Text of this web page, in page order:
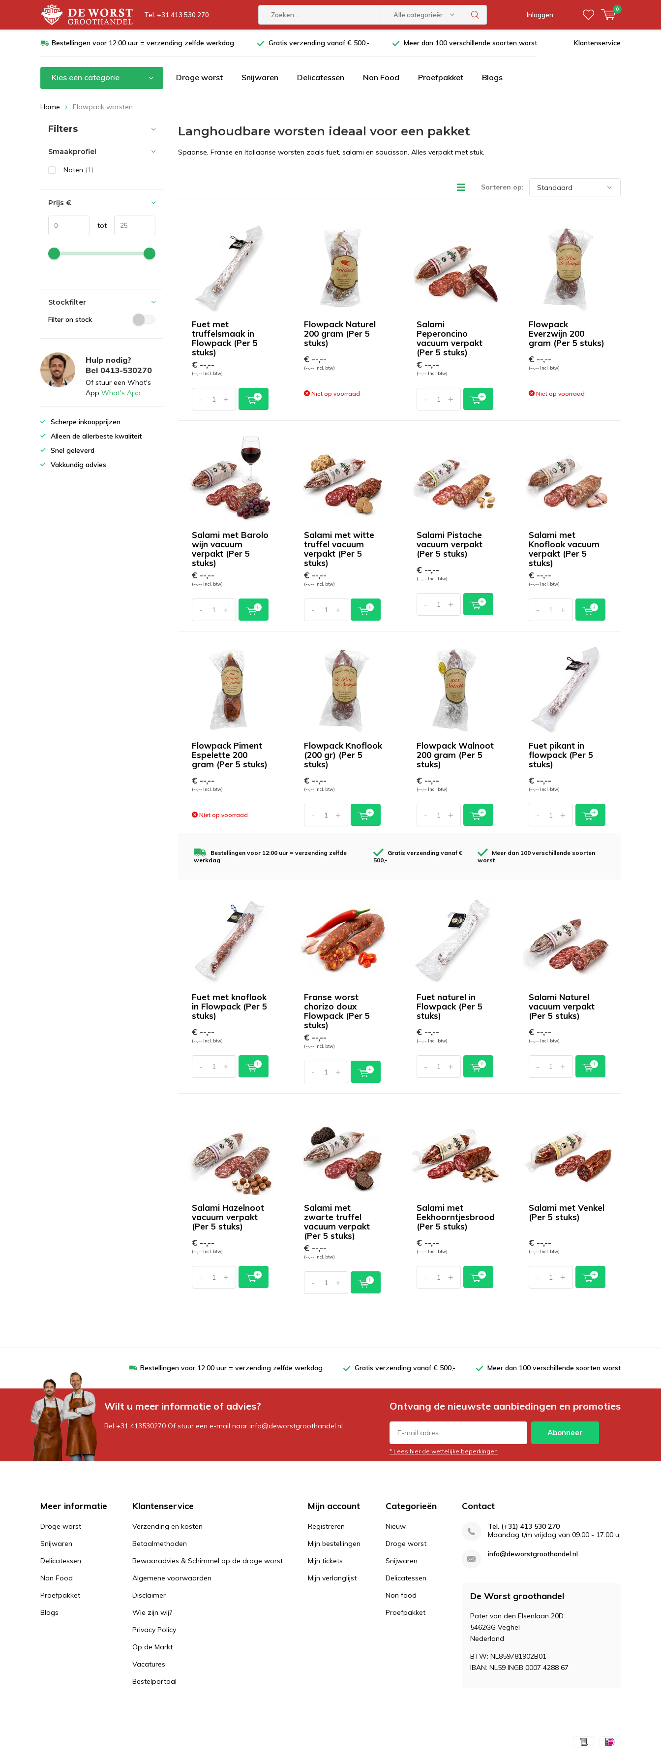
Tel. +31 413 530 270 Alle categorieën Inloggen
0
Bestellingen voor 12:00 uur = verzending zelfde werkdag Gratis verzending vanaf € 500,- Meer dan 100 verschillende soorten worst Klantenservice
Kies een categorie Droge worst Snijwaren Delicatessen Non Food Proefpakket Blogs
Home Flowpack worsten
Langhoudbare worsten ideaal voor een pakket
Spaanse, Franse en Italiaanse worsten zoals fuet, salami en saucisson. Alles verpakt met stuk.
Sorteren op:
Fuet met
truffelsmaak in
Flowpack (Per 5
stuks)
€ --,--
(--,-- Incl. btw)
- +
Flowpack Naturel
200 gram (Per 5
stuks)
€ --,--
(--,-- Incl. btw)
Niet op voorraad
Salami
Peperoncino
vacuum verpakt
(Per 5 stuks)
€ --,--
(--,-- Incl. btw)
- +
Flowpack
Everzwijn 200
gram (Per 5 stuks)
€ --,--
(--,-- Incl. btw)
Niet op voorraad
Salami met Barolo
wijn vacuum
verpakt (Per 5
stuks)
€ --,--
(--,-- Incl. btw)
- +
Salami met witte
truffel vacuum
verpakt (Per 5
stuks)
€ --,--
(--,-- Incl. btw)
- +
Salami Pistache
vacuum verpakt
(Per 5 stuks)
€ --,--
(--,-- Incl. btw)
- +
Salami met
Knoflook vacuum
verpakt (Per 5
stuks)
€ --,--
(--,-- Incl. btw)
- +
Flowpack Piment
Espelette 200
gram (Per 5 stuks)
€ --,--
(--,-- Incl. btw)
Niet op voorraad
Flowpack Knoflook
(200 gr) (Per 5
stuks)
€ --,--
(--,-- Incl. btw)
- +
Flowpack Walnoot
200 gram (Per 5
stuks)
€ --,--
(--,-- Incl. btw)
- +
Fuet pikant in
flowpack (Per 5
stuks)
€ --,--
(--,-- Incl. btw)
- +
Bestellingen voor 12:00 uur = verzending zelfde
werkdag
Gratis verzending vanaf €
500,-
Meer dan 100 verschillende soorten
worst
Fuet met knoflook
in Flowpack (Per 5
stuks)
€ --,--
(--,-- Incl. btw)
- +
Franse worst
chorizo doux
Flowpack (Per 5
stuks)
€ --,--
(--,-- Incl. btw)
- +
Fuet naturel in
Flowpack (Per 5
stuks)
€ --,--
(--,-- Incl. btw)
- +
Salami Naturel
vacuum verpakt
(Per 5 stuks)
€ --,--
(--,-- Incl. btw)
- +
Salami Hazelnoot
vacuum verpakt
(Per 5 stuks)
€ --,--
(--,-- Incl. btw)
- +
Salami met
zwarte truffel
vacuum verpakt
(Per 5 stuks)
€ --,--
(--,-- Incl. btw)
- +
Salami met
Eekhoorntjesbrood
(Per 5 stuks)
€ --,--
(--,-- Incl. btw)
- +
Salami met Venkel
(Per 5 stuks)
€ --,--
(--,-- Incl. btw)
- +
Sorteren op:
Filters
Smaakprofiel
Noten (1)
Prijs €
tot
Stockfilter
Filter on stock
Hulp nodig?
Bel 0413-530270
Of stuur een What's
App What's App
Scherpe inkoopprijzen
Alleen de allerbeste kwaliteit
Snel geleverd
Vakkundig advies
Bestellingen voor 12:00 uur = verzending zelfde werkdag Gratis verzending vanaf € 500,- Meer dan 100 verschillende soorten worst
Wilt u meer informatie of advies?
Bel +31 413530270 Of stuur een e-mail naar info@deworstgroothandel.nl
Ontvang de nieuwste aanbiedingen en promoties
Abonneer
* Lees hier de wettelijke beperkingen
Meer informatie
Droge worst
Snijwaren
Delicatessen
Non Food
Proefpakket
Blogs
Klantenservice
Verzending en kosten
Betaalmethoden
Bewaaradvies & Schimmel op de droge worst
Algemene voorwaarden
Disclaimer
Wie zijn wij?
Privacy Policy
Op de Markt
Vacatures
Bestelportaal
Mijn account
Registreren
Mijn bestellingen
Mijn tickets
Mijn verlanglijst
Categorieën
Nieuw
Droge worst
Snijwaren
Delicatessen
Non food
Proefpakket
Contact
Tel. (+31) 413 530 270
Maandag t/m vrijdag van 09.00 - 17.00 u,
info@deworstgroothandel.nl
De Worst groothandel
Pater van den Elsenlaan 20D
5462GG Veghel
Nederland
BTW: NL859781902B01
IBAN: NL59 INGB 0007 4288 67